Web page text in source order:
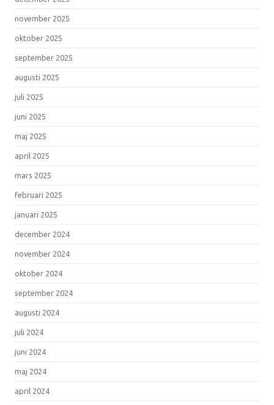
november 2025
oktober 2025
september 2025
augusti 2025
juli 2025
juni 2025
maj 2025
april 2025
mars 2025
februari 2025
januari 2025
december 2024
november 2024
oktober 2024
september 2024
augusti 2024
juli 2024
juni 2024
maj 2024
april 2024